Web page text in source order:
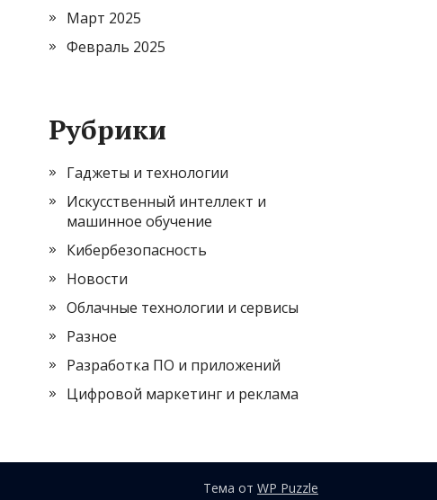
Март 2025
Февраль 2025
Рубрики
Гаджеты и технологии
Искусственный интеллект и
машинное обучение
Кибербезопасность
Новости
Облачные технологии и сервисы
Разное
Разработка ПО и приложений
Цифровой маркетинг и реклама
Тема от WP Puzzle